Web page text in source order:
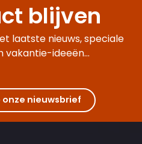
blijven
laatste nieuws, speciale
vakantie-ideeën...
nieuwsbrief